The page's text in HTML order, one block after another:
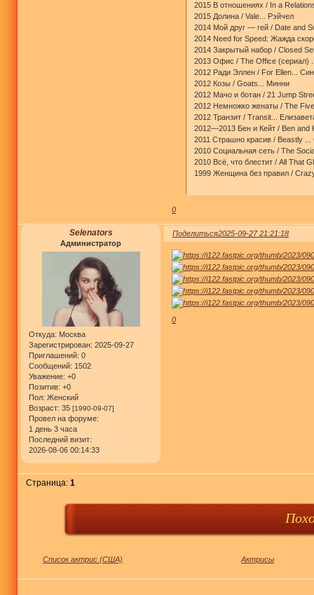
2015 В отношениях / In a
2015 Долина / Vale... Рэйчел
2014 Мой друг — гей / Date and
2014 Need for Speed: Жажда
2014 Закрытый набор / Closed
2013 Офис / The Office (сериал)
2012 Ради Эллен / For Ellen...
2012 Козы / Goats... Минни
2012 Мачо и ботан / 21 Jump
2012 Немножко женаты / The
2012 Транзит / Transit...
2012—2013 Бен и Кейт / Ben and
2011 Страшно красив / Beastly ...
2010 Социальная сеть / The
2010 Всё, что блестит / All That
1999 Женщина без правил /
0
Поделиться2025-09-27 21:21:18
Selenators
Администратор
Откуда: Москва
Зарегистрирован: 2025-09-27
Приглашений: 0
Сообщений: 1502
Уважение: +0
Позитив: +0
Пол: Женский
Возраст: 35 [1990-09-07]
Провел на форуме:
1 день 3 часа
Последний визит:
2026-08-06 00:14:33
0
Страница:1
Список актрис (США) Актрисы